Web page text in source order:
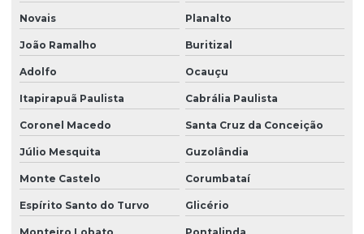
Novais Planalto
João Ramalho Buritizal
Adolfo Ocauçu
Itapirapuã Paulista Cabrália Paulista
Coronel Macedo Santa Cruz da Conceição
Júlio Mesquita Guzolândia
Monte Castelo Corumbataí
Espírito Santo do Turvo Glicério